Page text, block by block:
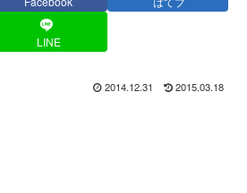
LINE
2014.12.31 2015.03.18